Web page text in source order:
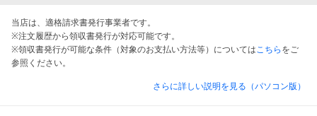
当店は、適格請求書発行事業者です。
※注文履歴から領収書発行が対応可能です。
※領収書発行が可能な条件（対象のお支払い方法等）については こちら をご
参照ください。
さらに詳しい説明を見る（パソコン版）